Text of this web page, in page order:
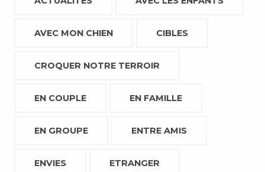
AVEC MON CHIEN CIBLES
CROQUER NOTRE TERROIR
EN COUPLE EN FAMILLE
EN GROUPE ENTRE AMIS
ENVIES ETRANGER